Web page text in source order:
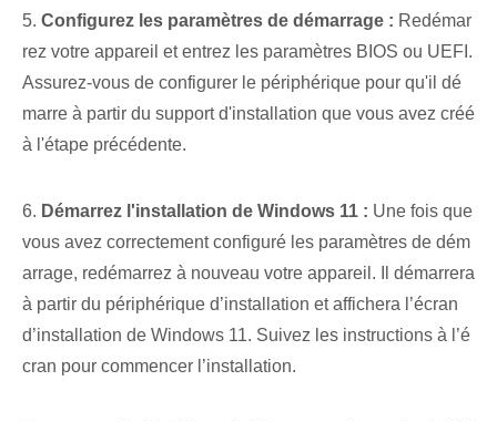
5. Configurez les paramètres de démarrage : Redémar
rez votre appareil et entrez les paramètres BIOS ou UEFI.
Assurez-vous de configurer le périphérique pour qu'il dé
marre à partir du support d'installation que vous avez créé
à l'étape précédente.
6. Démarrez l'installation de Windows 11 : Une fois que
vous avez correctement configuré les paramètres de dém
arrage, redémarrez à nouveau votre appareil. Il démarrera
à partir du périphérique d’installation et affichera l’écran
d’installation de Windows 11. Suivez les instructions à l’é
cran pour commencer l’installation.